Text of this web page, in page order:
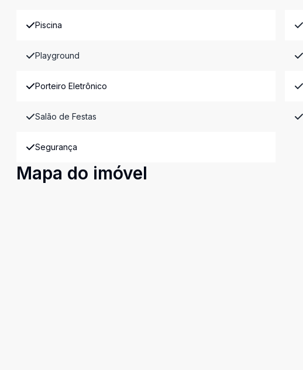
Piscina
Playground
Porteiro Eletrônico
Salão de Festas
Segurança
Mapa do imóvel